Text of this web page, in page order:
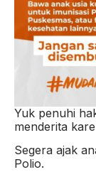
Yuk penuhi
menderita
Segera ajak
Polio.